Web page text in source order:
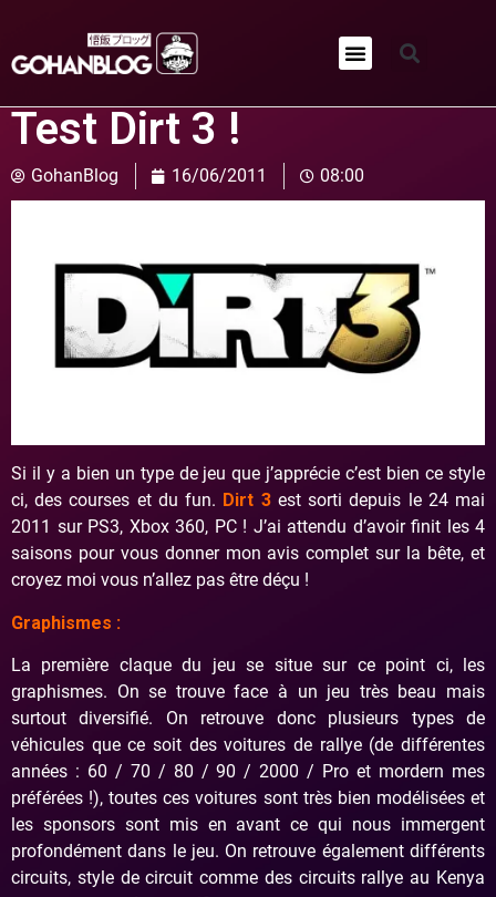
Test Dirt 3 !
GohanBlog 16/06/2011 08:00
Si il y a bien un type de jeu que j’apprécie c’est bien ce style
ci, des courses et du fun. Dirt 3 est sorti depuis le 24 mai
2011 sur PS3, Xbox 360, PC ! J’ai attendu d’avoir finit les 4
saisons pour vous donner mon avis complet sur la bête, et
croyez moi vous n’allez pas être déçu !
Graphismes :
La première claque du jeu se situe sur ce point ci, les
graphismes. On se trouve face à un jeu très beau mais
surtout diversifié. On retrouve donc plusieurs types de
véhicules que ce soit des voitures de rallye (de différentes
années : 60 / 70 / 80 / 90 / 2000 / Pro et mordern mes
préférées !), toutes ces voitures sont très bien modélisées et
les sponsors sont mis en avant ce qui nous immergent
profondément dans le jeu. On retrouve également différents
circuits, style de circuit comme des circuits rallye au Kenya